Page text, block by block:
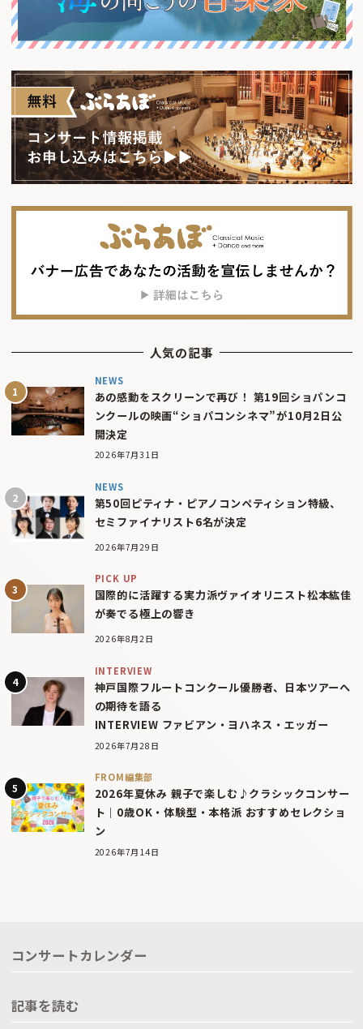
人気の記事
NEWS
あの感動をスクリーンで再び！ 第19回ショパンコ
ンクールの映画“ショパコンシネマ”が10月2日公
開決定
2026年7月31日
NEWS
第50回ピティナ・ピアノコンペティション特級、
セミファイナリスト6名が決定
2026年7月29日
PICK UP
国際的に活躍する実力派ヴァイオリニスト松本紘佳
が奏でる極上の響き
2026年8月2日
INTERVIEW
神戸国際フルートコンクール優勝者、日本ツアーへ
の期待を語る
INTERVIEW ファビアン・ヨハネス・エッガー
2026年7月28日
FROM編集部
2026年夏休み 親子で楽しむ♪クラシックコンサー
ト｜0歳OK・体験型・本格派 おすすめセレクショ
ン
2026年7月14日
コンサートカレンダー
記事を読む